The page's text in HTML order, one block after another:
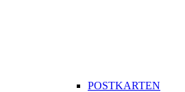
POSTKARTEN